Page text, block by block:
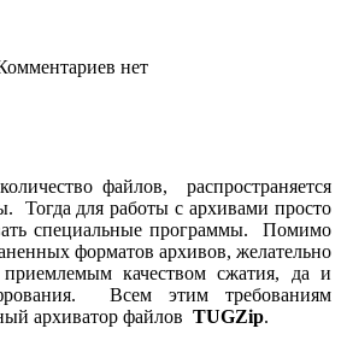
нет
файлов, распространяется
Тогда для работы с архивами просто
специальные программы. Помимо
форматов архивов, желательно
качеством сжатия, да и
Всем этим требованиям
архиватор файлов TUGZip.